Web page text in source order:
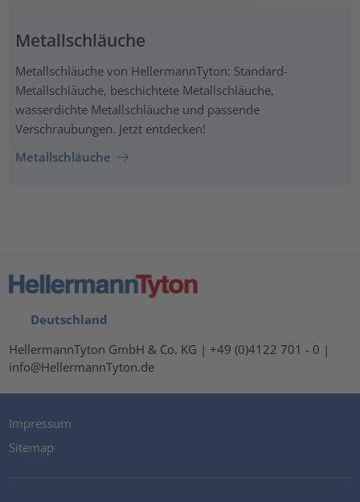
Metallschläuche
Metallschläuche von HellermannTyton: Standard-
Metallschläuche, beschichtete Metallschläuche,
wasserdichte Metallschläuche und passende
Verschraubungen. Jetzt entdecken!
Metallschläuche
Deutschland
HellermannTyton GmbH & Co. KG | +49 (0)4122 701 - 0 |
info@HellermannTyton.de
Impressum
Sitemap